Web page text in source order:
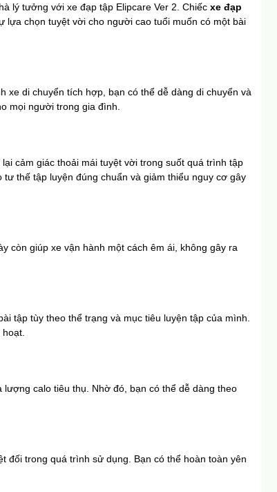
lý tưởng với xe đạp tập Elipcare Ver 2. Chiếc xe đạp
lựa chọn tuyệt vời cho người cao tuổi muốn có một bài
xe di chuyển tích hợp, bạn có thể dễ dàng di chuyển và
mọi người trong gia đình.
cảm giác thoải mái tuyệt vời trong suốt quá trình tập
thế tập luyện đúng chuẩn và giảm thiểu nguy cơ gây
còn giúp xe vận hành một cách êm ái, không gây ra
tập tùy theo thể trạng và mục tiêu luyện tập của mình.
calo tiêu thụ. Nhờ đó, bạn có thể dễ dàng theo
đối trong quá trình sử dụng. Bạn có thể hoàn toàn yên